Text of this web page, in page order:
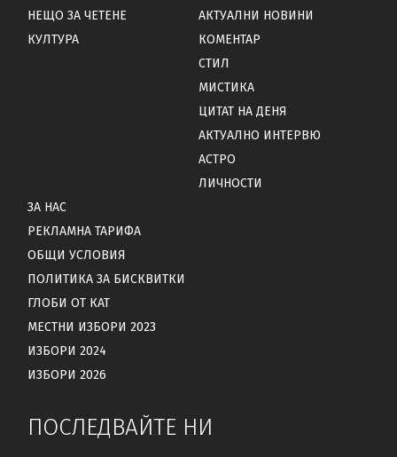
НЕЩО ЗА ЧЕТЕНЕ
КУЛТУРА
АКТУАЛНИ НОВИНИ
КОМЕНТАР
СТИЛ
МИСТИКА
ЦИТАТ НА ДЕНЯ
АКТУАЛНО ИНТЕРВЮ
АСТРО
ЛИЧНОСТИ
ЗА НАС
РЕКЛАМНА ТАРИФА
ОБЩИ УСЛОВИЯ
ПОЛИТИКА ЗА БИСКВИТКИ
ГЛОБИ ОТ КАТ
МЕСТНИ ИЗБОРИ 2023
ИЗБОРИ 2024
ИЗБОРИ 2026
ПОСЛЕДВАЙТЕ НИ